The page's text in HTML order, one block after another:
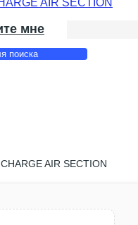
мне
AIR SECTION